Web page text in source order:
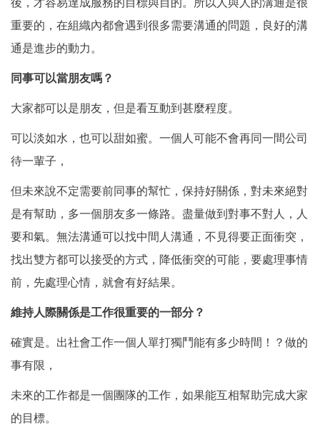
重要的，在組織內都會遇到很多需要溝通的問題，良好的溝
通是進步的動力。
同事可以當朋友嗎？
大家都可以是朋友，但是看互動到甚麼程度。
可以淡如水，也可以甜如蜜。一個人可能不會再同一間公司
待一輩子，
但未來說不定需要前同事的幫忙，保持好關係，對未來絕對
是有幫助，多一個朋友多一條路。盡量做到對事不對人，人
要和氣。無法溝通可以找中間人溝通，不見得要正面衝突，
找出雙方都可以接受的方式，降低衝突的可能，要處理事情
前，先處理心情，就會有好結果。
維持人際關係是工作很重要的一部分？
確實是。出社會工作一個人單打獨鬥能有多少時間！？做的
事有限，
未來的工作都是一個團隊的工作，如果能互相幫助完成大家
的目標。